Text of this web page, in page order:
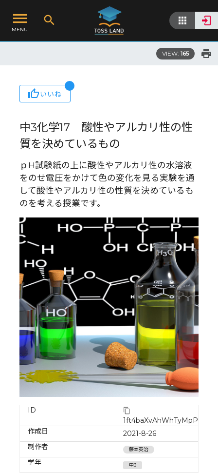
MENU
VIEW: 165
いいね
中3化学17 酸性やアルカリ性の性
質を決めているもの
ｐH試験紙の上に酸性やアルカリ性の水溶液
をのせ電圧をかけて色の変化を見る実験を通
して酸性やアルカリ性の性質を決めているも
のを考える授業です。
ID
1ft4baXvAhWhTyMpP6DH
作成日
2021-8-26
制作者
藤本英治
学年 中3